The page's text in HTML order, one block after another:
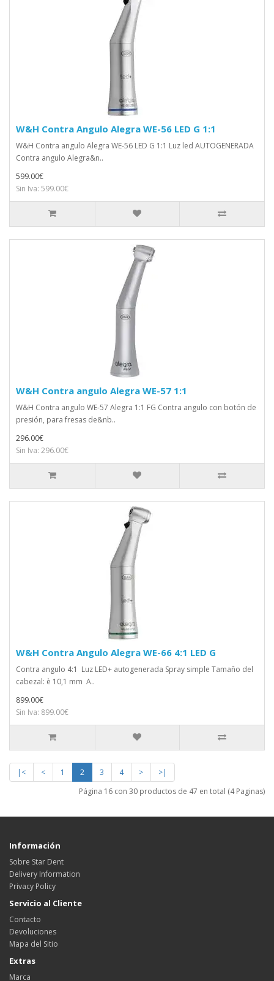
W&H Contra Angulo Alegra WE-56 LED G 1:1
W&H Contra angulo Alegra WE-56 LED G 1:1 Luz led AUTOGENERADA
Contra angulo Alegra&n..
599.00€
Sin Iva: 599.00€
W&H Contra angulo Alegra WE-57 1:1
W&H Contra angulo WE-57 Alegra 1:1 FG Contra angulo con botón de
presión, para fresas de&nb..
296.00€
Sin Iva: 296.00€
W&H Contra Angulo Alegra WE-66 4:1 LED G
Contra angulo 4:1 Luz LED+ autogenerada Spray simple Tamaño del
cabezal: è 10,1 mm A..
899.00€
Sin Iva: 899.00€
|< < 1 2 3 4 >
>|
Página 16 con 30 productos de 47 en total (4 Paginas)
Información
Sobre Star Dent
Delivery Information
Privacy Policy
Servicio al Cliente
Contacto
Devoluciones
Mapa del Sitio
Extras
Marca